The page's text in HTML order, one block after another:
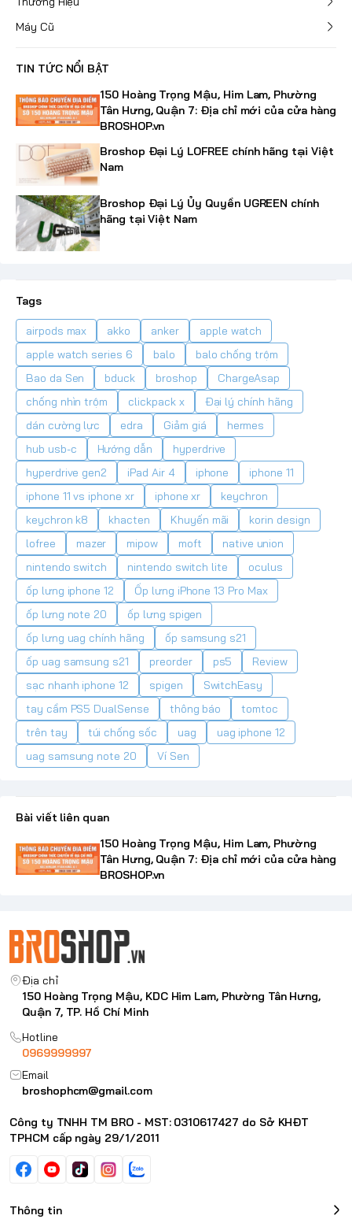
Máy Cũ
TIN TỨC NỔI BẬT
150 Hoàng Trọng Mậu, Him Lam, Phường
Tân Hưng, Quận 7: Địa chỉ mới của cửa hàng
BROSHOP.vn
Broshop Đại Lý LOFREE chính hãng tại Việt
Nam
Broshop Đại Lý Ủy Quyền UGREEN chính
hãng tại Việt Nam
Tags
airpods max akko anker
apple watch
apple watch series 6
balo
balo chống trộm
Bao da Sen
bduck broshop
ChargeAsap
chống nhìn trộm
clickpack x
Đại lý chính hãng
dán cường lực
edra Giảm giá
hermes
hub usb-c
Hướng dẫn
hyperdrive
hyperdrive gen2
iPad Air 4 iphone
iphone 11
iphone 11 vs iphone xr
iphone xr
keychron
keychron k8
khacten Khuyến mãi
korin design
lofree
mazer mipow moft
native union
nintendo switch
nintendo switch lite
oculus
ốp lưng iphone 12
Ốp lưng iPhone 13 Pro Max
ốp lưng note 20
ốp lưng spigen
ốp lưng uag chính hãng
ốp samsung s21
ốp uag samsung s21
preorder ps5
Review
sạc nhanh iphone 12
spigen
SwitchEasy
tay cầm PS5 DualSense
thông báo
tomtoc
trên tay
túi chống sốc uag
uag iphone 12
uag samsung note 20
Ví Sen
Bài viết liên quan
150 Hoàng Trọng Mậu, Him Lam, Phường
Tân Hưng, Quận 7: Địa chỉ mới của cửa hàng
BROSHOP.vn
Địa chỉ
150 Hoàng Trọng Mậu, KDC Him Lam, Phường Tân Hưng,
Quận 7, TP. Hồ Chí Minh
Hotline
0969999997
Email
broshophcm@gmail.com
Công ty TNHH TM BRO - MST: 0310617427 do Sở KHĐT
TPHCM cấp ngày 29/1/2011
Thông tin